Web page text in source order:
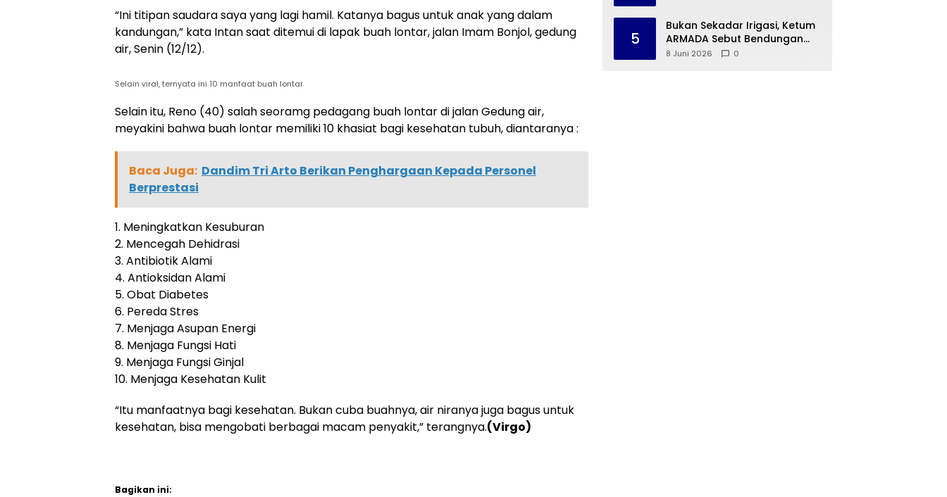
“Ini titipan saudara saya yang lagi hamil. Katanya bagus untuk anak yang dalam
kandungan,” kata Intan saat ditemui di lapak buah lontar, jalan Imam Bonjol, gedung
air, Senin (12/12).
Selain viral, ternyata ini 10 manfaat buah lontar
Selain itu, Reno (40) salah seoramg pedagang buah lontar di jalan Gedung air,
meyakini bahwa buah lontar memiliki 10 khasiat bagi kesehatan tubuh, diantaranya :
Baca Juga: Dandim Tri Arto Berikan Penghargaan Kepada Personel
Berprestasi
1. Meningkatkan Kesuburan
2. Mencegah Dehidrasi
3. Antibiotik Alami
4. Antioksidan Alami
5. Obat Diabetes
6. Pereda Stres
7. Menjaga Asupan Energi
8. Menjaga Fungsi Hati
9. Menjaga Fungsi Ginjal
10. Menjaga Kesehatan Kulit
“Itu manfaatnya bagi kesehatan. Bukan cuba buahnya, air niranya juga bagus untuk
kesehatan, bisa mengobati berbagai macam penyakit,” terangnya.(Virgo)
Bagikan ini:
5
Bukan Sekadar Irigasi, Ketum
ARMADA Sebut Bendungan
Way Rarem Cetak Sejarah
8 Juni 2026 0